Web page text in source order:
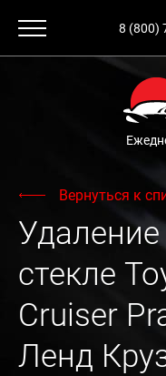
8 (800)
Вернуться к
стекле
Cruiser
Ленд